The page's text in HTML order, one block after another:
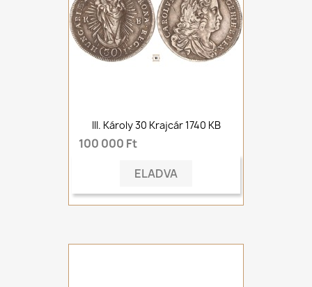
III. Károly 30 Krajcár 1740 KB
100 000 Ft
ELADVA